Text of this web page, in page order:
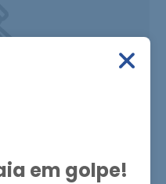
- 10:00hs
- 10:00hs
Corsa
em golpe!